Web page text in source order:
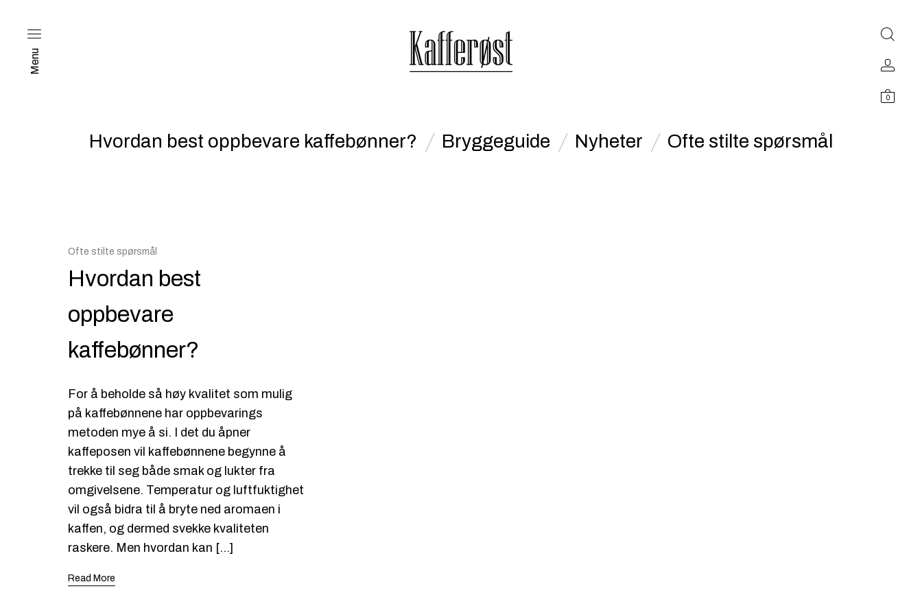
Menu
0
Hvordan best oppbevare kaffebønner? Bryggeguide Nyheter Ofte stilte spørsmål
Ofte stilte spørsmål
Hvordan best
oppbevare
kaffebønner?
For å beholde så høy kvalitet som mulig
på kaffebønnene har oppbevarings
metoden mye å si. I det du åpner
kaffeposen vil kaffebønnene begynne å
trekke til seg både smak og lukter fra
omgivelsene. Temperatur og luftfuktighet
vil også bidra til å bryte ned aromaen i
kaffen, og dermed svekke kvaliteten
raskere. Men hvordan kan […]
Read More